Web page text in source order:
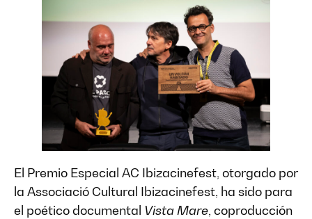
El Premio Especial AC Ibizacinefest, otorgado por
la Associació Cultural Ibizacinefest, ha sido para
el poético documental Vista Mare, coproducción